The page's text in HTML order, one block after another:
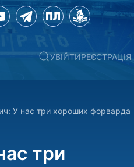
УВІЙТИРЕЄСТРАЦІЯ
У нас три хороших форварда
три